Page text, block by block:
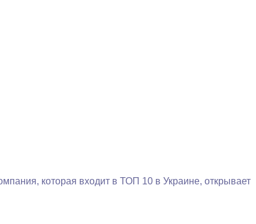
которая входит в ТОП 10 в Украине, открывает